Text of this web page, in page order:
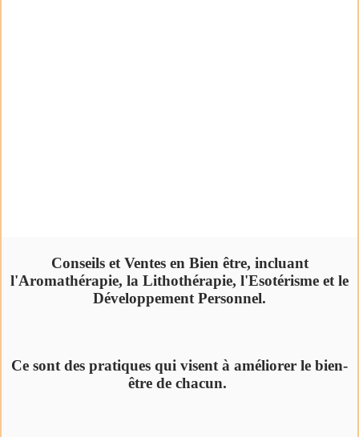
Conseils et Ventes en Bien être, incluant
l'Aromathérapie, la Lithothérapie, l'Esotérisme et le
Développement Personnel.
Ce sont des pratiques qui visent à améliorer le bien-
être de chacun.